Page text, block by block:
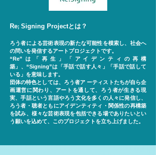
Re; Signing Projectとは？
ろう者による芸術表現の新たな可能性を模索し、社会へ
の問いを発信するアートプロジェクトです。
“Re”は「再生」「アイデンティの再構
築」、“Signing”は「手話で話す人々」「手話で話して
いる」を意味します。
団体の特色としては、ろう者ア ーティストたちが自ら企
画運営に関わり、アートを通して、ろう者が生きる現
実、手話という言語やろう文化を多くの人々に発信し、
ろう者・聴者ともにアイデンティティ・関係性の再構築
を試み、様々な芸術表現を包括できる場でありたいとい
う願いを込めて、このプロジェクトを立ち上げました。